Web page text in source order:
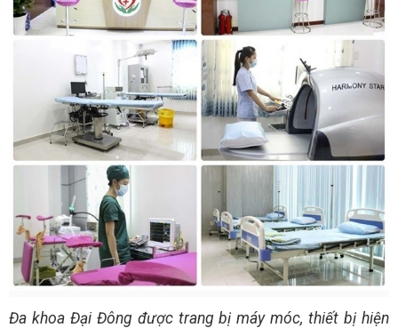
Đa khoa Đại Đông được trang bị máy móc, thiết bị hiện